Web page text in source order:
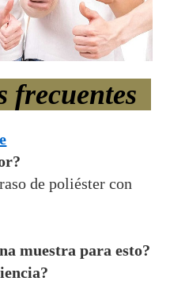
frecuentes
de poliéster con
muestra para esto?
?